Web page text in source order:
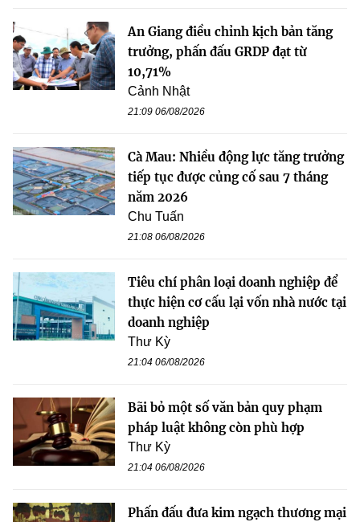
An Giang điều chỉnh kịch bản tăng
trưởng, phấn đấu GRDP đạt từ
10,71%
Cảnh Nhật
21:09 06/08/2026
Cà Mau: Nhiều động lực tăng trưởng
tiếp tục được củng cố sau 7 tháng
năm 2026
Chu Tuấn
21:08 06/08/2026
Tiêu chí phân loại doanh nghiệp để
thực hiện cơ cấu lại vốn nhà nước tại
doanh nghiệp
Thư Kỳ
21:04 06/08/2026
Bãi bỏ một số văn bản quy phạm
pháp luật không còn phù hợp
Thư Kỳ
21:04 06/08/2026
Phấn đấu đưa kim ngạch thương mại